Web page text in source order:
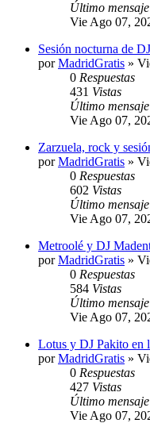
Último mensaje
Vie Ago 07,
Sesión nocturna de
porMadridGratis »
0 Respuestas
431 Vistas
Último mensaje
Vie Ago 07,
Zarzuela, rock y
porMadridGratis »
0 Respuestas
602 Vistas
Último mensaje
Vie Ago 07,
Metroolé y DJ
porMadridGratis »
0 Respuestas
584 Vistas
Último mensaje
Vie Ago 07,
Lotus y DJ Pakito en
porMadridGratis »
0 Respuestas
427 Vistas
Último mensaje
Vie Ago 07,